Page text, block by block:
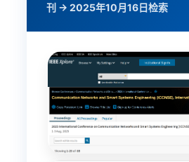
刊 → 2025年10月16日检索